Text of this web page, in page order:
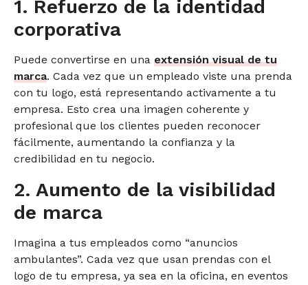
1. Refuerzo de la identidad
corporativa
Puede convertirse en una extensión visual de tu
marca. Cada vez que un empleado viste una prenda
con tu logo, está representando activamente a tu
empresa. Esto crea una imagen coherente y
profesional que los clientes pueden reconocer
fácilmente, aumentando la confianza y la
credibilidad en tu negocio.
2. Aumento de la visibilidad
de marca
Imagina a tus empleados como “anuncios
ambulantes”. Cada vez que usan prendas con el
logo de tu empresa, ya sea en la oficina, en eventos